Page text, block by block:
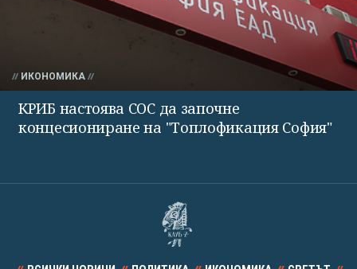
ИКОНОМИКА
КРИБ настоява СОС да започне
концесиониране на "Топлофикация София"